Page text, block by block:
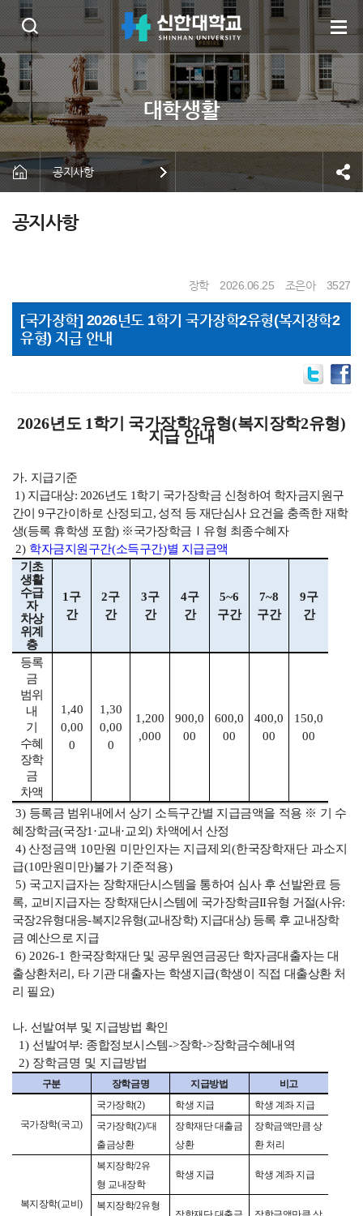
공지사항
공지사항
장학 2026.06.25 조은아 3527
[국가장학] 2026년도 1학기 국가장학2유형(복지장학2
유형) 지급 안내
2026년도 1학기 국가장학2유형(복지장학2유형)
지급 안내
가. 지급기준
1) 지급대상: 2026년도 1학기 국가장학금 신청하여 학자금지원구
간이9구간이하로 산정되고, 성적 등 재단심사 요건을 충족한 재학
생(등록 휴학생 포함) ※국가장학금 Ⅰ 유형 최종수혜자
2) 학자금지원구간(소득구간)별 지급금액
기초
생활
수급
자
차상
위계
층
1 구
간
2구
간
3구
간
4구
간
5~6
구간
7~8
구간
9구
간
등록
금
범위
내
기
수혜
장학
금
차액
1,40
0,00
0
1,30
0,00
0
1,200
,000
900,0
00
600,0
00
400,0
00
150,0
00
3) 등록금 범위내에서 상기 소득구간별 지급금액을 적용 ※ 기 수
혜장학금(국장1·교내·교외) 차액에서 산정
4)산정금액 10만원 미만인자는 지급제외 (한국장학재단 과소지
급(10만원미만)불가 기준적용)
5) 국고지급자는 장학재단시스템을 통하여 심사 후 선발완료 등
록, 교비지급자는 장학재단시스템에 국가장학금II유형 거절(사유:
국장2유형대응-복지 2유형(교내장학) 지급대상) 등록 후 교내장학
금 예산으로 지급
6) 2026-1 한국장학재단 및 공무원연금공단 학자금대출자는 대
출상환처리 , 타 기관 대출자는 학생지급(학생이 직접 대출상환 처
리 필요)
나. 선발여부 및 지급방법 확인
1) 선발여부: 종합정보시스템->장학->장학금수혜내역
2) 장학금명 및 지급방법
구분 장학금명 지급방법 비고
국가장학(국고)
국가장학(2) 학생 지급
학생 계좌 지급
국가장학(2)/대
출금상환
장학재단 대출금
상환
장학금액만큼 상
환 처리
복지장학(교비)
복지장학/2유
형 교내장학
학생 지급 학생 계좌 지급
복지장학/2유형